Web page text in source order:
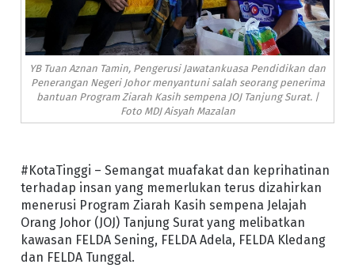
YB Tuan Aznan Tamin, Pengerusi Jawatankuasa Pendidikan dan
Penerangan Negeri Johor menyantuni salah seorang penerima
bantuan Program Ziarah Kasih sempena JOJ Tanjung Surat. |
Foto MDJ Aisyah Mazalan
#KotaTinggi – Semangat muafakat dan keprihatinan
terhadap insan yang memerlukan terus dizahirkan
menerusi Program Ziarah Kasih sempena Jelajah
Orang Johor (JOJ) Tanjung Surat yang melibatkan
kawasan FELDA Sening, FELDA Adela, FELDA Kledang
dan FELDA Tunggal.